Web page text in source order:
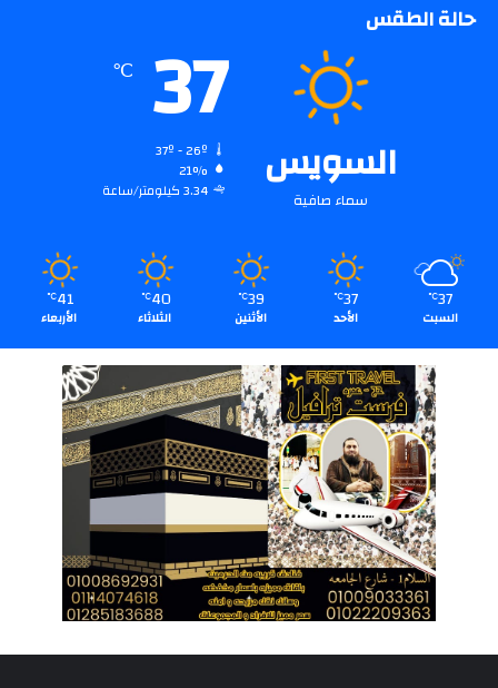
حالة الطقس
السويس
سماء صافية
37
℃
21%
3.34 كيلومتر/ساعة
37
℃
السبت
37
℃
الأحد
39
℃
الأثنين
40
℃
الثلاثاء
41
℃
الأربعاء